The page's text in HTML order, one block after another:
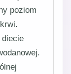
poziom